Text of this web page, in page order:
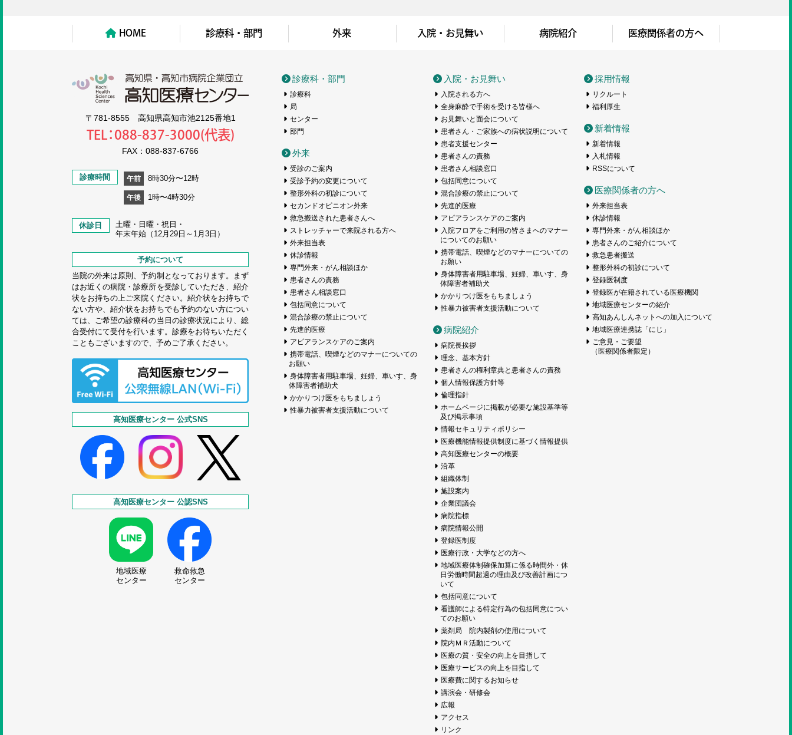
HOME 診療科・部門 外来 入院・お見舞い 病院紹介 医療関係者の方へ
高知医療センター
〒781-8555 高知県高知市池2125番地1
TEL：088-837-3000(代表)
FAX：088-837-6766
診療時間 午前 8時30分〜12時
午後 1時〜4時30分
休診日
土曜・日曜・祝日・
年末年始（12月29日～1月3日）
予約について
当院の外来は原則、予約制となっております。まず
はお近くの病院・診療所を受診していただき、紹介
状をお持ちの上ご来院ください。紹介状をお持ちで
ない方や、紹介状をお持ちでも予約のない方につい
ては、ご希望の診療科の当日の診療状況により、総
合受付にて受付を行います。診療をお待ちいただく
こともございますので、予めご了承ください。
高知医療センター 公式SNS
高知医療センター 公認SNS
地域医療
センター
救命救急
センター
診療科・部門
診療科
局
センター
部門
外来
受診のご案内
受診予約の変更について
整形外科の初診について
セカンドオピニオン外来
救急搬送された患者さんへ
ストレッチャーで来院される方へ
外来担当表
休診情報
専門外来・がん相談ほか
患者さんの責務
患者さん相談窓口
包括同意について
混合診療の禁止について
先進的医療
アピアランスケアのご案内
携帯電話、喫煙などのマナーについての
お願い
身体障害者用駐車場、妊婦、車いす、身
体障害者補助犬
かかりつけ医をもちましょう
性暴力被害者支援活動について
入院・お見舞い
入院される方へ
全身麻酔で手術を受ける皆様へ
お見舞いと面会について
患者さん・ご家族への病状説明について
患者支援センター
患者さんの責務
患者さん相談窓口
包括同意について
混合診療の禁止について
先進的医療
アピアランスケアのご案内
入院フロアをご利用の皆さまへのマナー
についてのお願い
携帯電話、喫煙などのマナーについての
お願い
身体障害者用駐車場、妊婦、車いす、身
体障害者補助犬
かかりつけ医をもちましょう
性暴力被害者支援活動について
病院紹介
病院長挨拶
理念、基本方針
患者さんの権利章典と患者さんの責務
個人情報保護方針等
倫理指針
ホームページに掲載が必要な施設基準等
及び掲示事項
情報セキュリティポリシー
医療機能情報提供制度に基づく情報提供
高知医療センターの概要
沿革
組織体制
施設案内
企業団議会
病院指標
病院情報公開
登録医制度
医療行政・大学などの方へ
地域医療体制確保加算に係る時間外・休
日労働時間超過の理由及び改善計画につ
いて
包括同意について
看護師による特定行為の包括同意につい
てのお願い
薬剤局 院内製剤の使用について
院内ＭＲ活動について
医療の質・安全の向上を目指して
医療サービスの向上を目指して
医療費に関するお知らせ
講演会・研修会
広報
アクセス
リンク
採用情報
リクルート
福利厚生
新着情報
新着情報
入札情報
RSSについて
医療関係者の方へ
外来担当表
休診情報
専門外来・がん相談ほか
患者さんのご紹介について
救急患者搬送
整形外科の初診について
登録医制度
登録医が在籍されている医療機関
地域医療センターの紹介
高知あんしんネットへの加入について
地域医療連携誌「にじ」
ご意見・ご要望
（医療関係者限定）